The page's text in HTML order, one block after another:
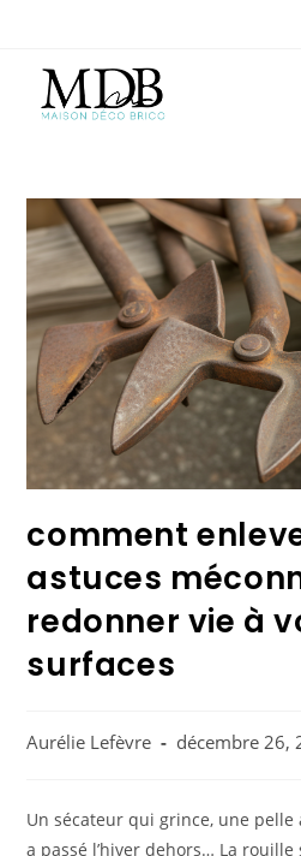
comment
astuces
redonner vie à
surfaces
Aurélie Lefèvre décembre 26,
Un sécateur qui grince, une
a passé l’hiver dehors… La rouille